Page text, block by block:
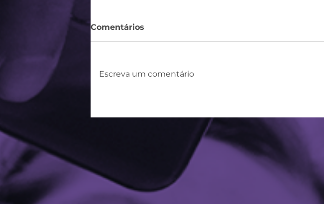
milagre
Comentários
Escreva um comentário